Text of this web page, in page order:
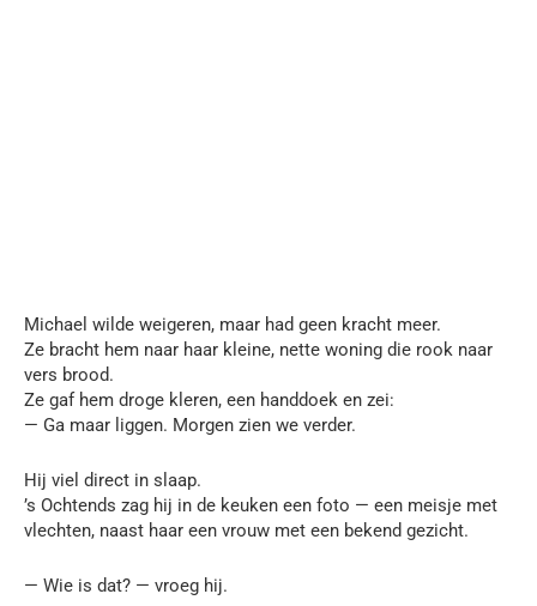
Michael wilde weigeren, maar had geen kracht meer.
Ze bracht hem naar haar kleine, nette woning die rook naar
vers brood.
Ze gaf hem droge kleren, een handdoek en zei:
— Ga maar liggen. Morgen zien we verder.
Hij viel direct in slaap.
’s Ochtends zag hij in de keuken een foto — een meisje met
vlechten, naast haar een vrouw met een bekend gezicht.
— Wie is dat? — vroeg hij.